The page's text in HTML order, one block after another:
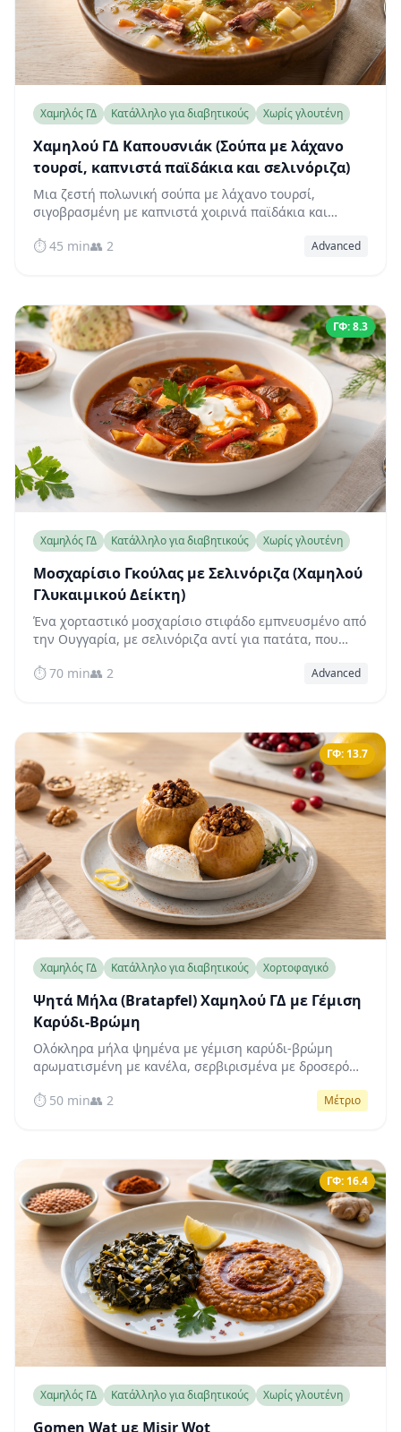
Χαμηλός ΓΔ Κατάλληλο για διαβητικούς Χωρίς γλουτένη
Χαμηλού ΓΔ Καπουσνιάκ (Σούπα με λάχανο
τουρσί, καπνιστά παϊδάκια και σελινόριζα)
Μια ζεστή πολωνική σούπα με λάχανο τουρσί,
σιγοβρασμένη με καπνιστά χοιρινά παϊδάκια και
πλούσια σε φυτικές ίνες και φιλική προς το σάκχαρο
⏱️ 45 min👥 2 Advanced
ΓΦ: 8.3
Χαμηλός ΓΔ Κατάλληλο για διαβητικούς Χωρίς γλουτένη
Μοσχαρίσιο Γκούλας με Σελινόριζα (Χαμηλού
Γλυκαιμικού Δείκτη)
Ένα χορταστικό μοσχαρίσιο στιφάδο εμπνευσμένο από
την Ουγγαρία, με σελινόριζα αντί για πατάτα, που
στο στόμα, διατηρώντας ταυτόχρονα σταθερό το
⏱️ 70 min👥 2 Advanced
ΓΦ: 13.7
Χαμηλός ΓΔ Κατάλληλο για διαβητικούς Χορτοφαγικό
Ψητά Μήλα (Bratapfel) Χαμηλού ΓΔ με Γέμιση
Καρύδι-Βρώμη
Ολόκληρα μήλα ψημένα με γέμιση καρύδι-βρώμη
αρωματισμένη με κανέλα, σερβιρισμένα με δροσερό
ίνες και φιλικά προς το σάκχαρο του αίματος.
⏱️ 50 min👥 2 Μέτριο
ΓΦ: 16.4
Χαμηλός ΓΔ Κατάλληλο για διαβητικούς Χωρίς γλουτένη
Gomen Wat με Misir Wot